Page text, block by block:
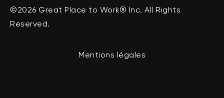
©2026 Great Place to Work® Inc. All Rights
Reserved.
Mentions légales